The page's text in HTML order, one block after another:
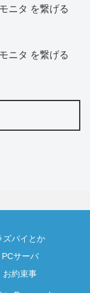
ニタ を繋げる
ニタ を繋げる
ズパイとか
PCサーバ
お約束事